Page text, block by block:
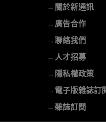
E-
mail
→關於新通訊
→廣告合作
→聯絡我們
→人才招募
→隱私權政策
→電子版雜誌訂
→雜誌訂閱